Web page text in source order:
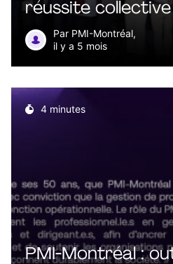
réussite collective
Par PMI-Montréal,
il y a 5 mois
4 minutes
PMI‑Montréal :